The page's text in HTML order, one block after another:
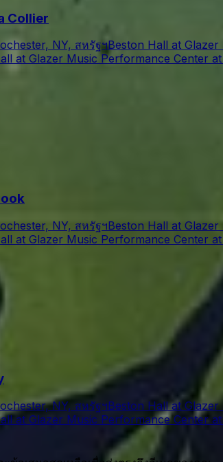
Collier
NY, สหรัฐฯBeston Hall at
at Glazer Music Performance Center
NY, สหรัฐฯBeston Hall at
at Glazer Music Performance Center
NY, สหรัฐฯBeston Hall at
at Glazer Music Performance Center